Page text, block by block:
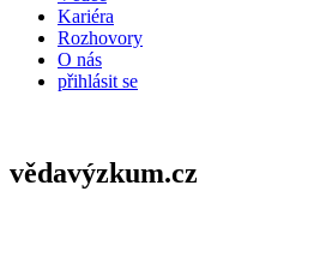
Kariéra
Rozhovory
O nás
přihlásit se
vědavýzkum.cz